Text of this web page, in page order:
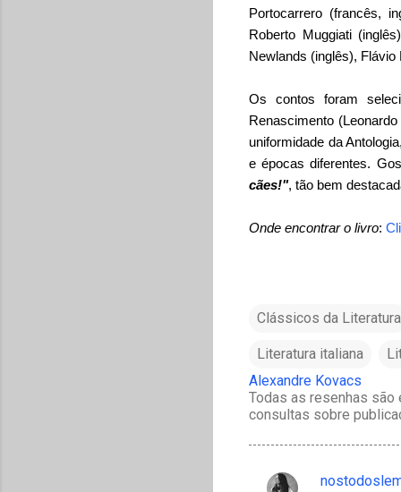
Portocarrero (francês,
Roberto Muggiati
Newlands (inglês),
Os contos foram
Renascimento
uniformidade da
e épocas diferentes.
cães!", tão bem
Onde encontrar o livro:
Clássicos da Literatura
Literatura italiana
Alexandre Kovacs
Todas as resenhas são
consultas sobre